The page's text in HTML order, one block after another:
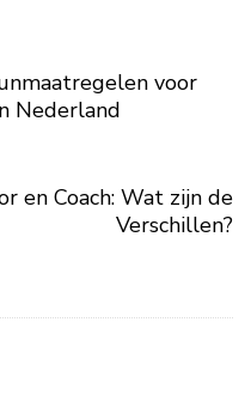
voor
Nederland
en Coach: Wat zijn de
Verschillen?